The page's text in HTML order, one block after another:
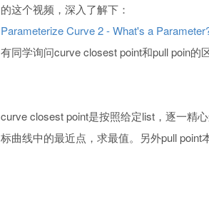
的这个视频，深入了解下：
Parameterize Curve 2 - What's a
有同学询问curve closest point和pull poin
curve closest point是按照给定list，逐一精
标曲线中的最近点，求最值。另外pull point